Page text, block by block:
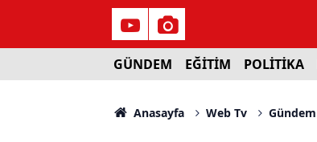
GÜNDEM EĞİTİM POLİTİKA
Anasayfa Web Tv Gündem